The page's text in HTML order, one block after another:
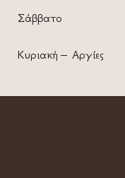
Σάββατο
Κυριακή – Αργίες